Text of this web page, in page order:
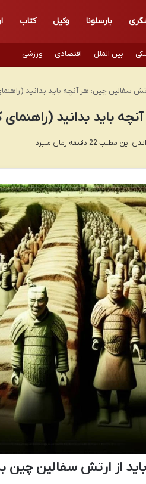
بارسلونا وکیل کتاب
بین الملل اقتصادی ورزشی
سفالین چین: هر آنچه باید بدانید
باید بدانید (راهنمای
این مطلب 22 دقیقه زمان میبرد
از ارتش سفالین چین